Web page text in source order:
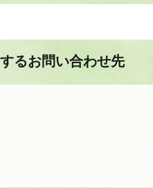
るお問い合わせ先